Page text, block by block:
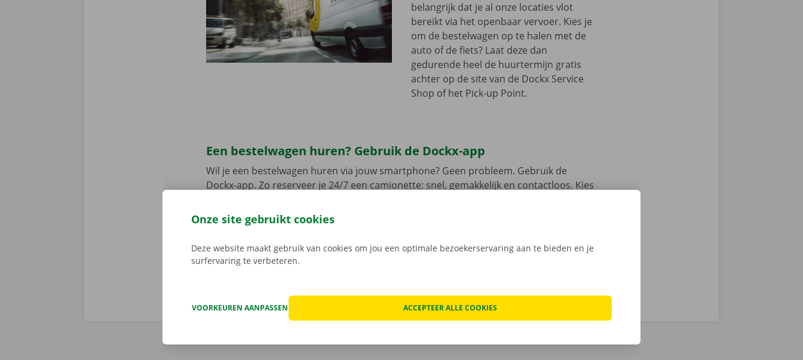
belangrijk dat je al onze locaties vlot
bereikt via het openbaar vervoer. Kies je
om de bestelwagen op te halen met de
auto of de fiets? Laat deze dan
gedurende heel de huurtermijn gratis
achter op de site van de Dockx Service
Shop of het Pick-up Point.
Een bestelwagen huren? Gebruik de Dockx-app
Wil je een bestelwagen huren via jouw smartphone? Geen probleem. Gebruik de
Dockx-app. Zo reserveer je 24/7 een camionette: snel, gemakkelijk en contactloos. Kies
Service Shop. Bij het ophalen open je de camionette eenvoudig met jouw digitale
sleutel. Download de gratis app voor
Onze site gebruikt cookies
Deze website maakt gebruik van cookies om jou een optimale bezoekerservaring aan te bieden en je
surfervaring te verbeteren.
VOORKEUREN AANPASSEN ACCEPTEER ALLE COOKIES